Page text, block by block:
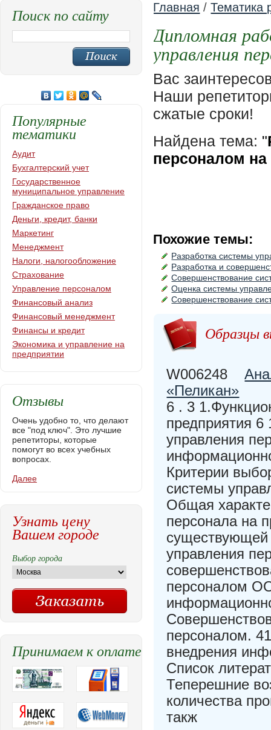
Главная /Тематика
Дипломная
управления
Вас
Наши
сжатые сроки!
Найдена тема: "
персоналом
Похожие темы:
Разработка системы
Разработка и
Совершенствование
Оценка системы
Совершенствование
Образцы
W006248
«Пеликан»
6 . 3
предприятия
управления
Критерии
системы
Общая
персонала на
существующей
управления
персоналом
персоналом.
внедрения
Список
Теперешние
количества
такж
Поиск по сайту
Популярные
тематики
Аудит
Бухгалтерский учет
Государственное
муниципальное управление
Гражданское право
Деньги, кредит, банки
Маркетинг
Менеджмент
Налоги, налогообложение
Страхование
Управление персоналом
Финансовый анализ
Финансовый менеджмент
Финансы и кредит
Экономика и управление на
предприятии
Отзывы
Очень удобно то, что делают
все "под ключ". Это лучшие
репетиторы, которые
помогут во всех учебных
вопросах.
Далее
Узнать цену
Вашем городе
Выбор города
Принимаем к оплате